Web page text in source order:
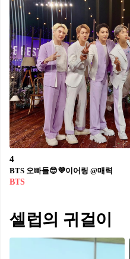
4
BTS 오빠들😎💜이어링 @매력
BTS
셀럽의 귀걸이